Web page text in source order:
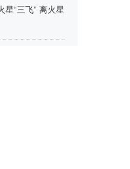
星“三飞” 离火星